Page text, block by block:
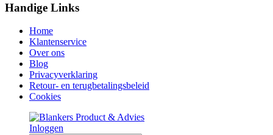
Handige Links
Home
Klantenservice
Over ons
Blog
Privacyverklaring
Retour- en terugbetalingsbeleid
Cookies
Inloggen